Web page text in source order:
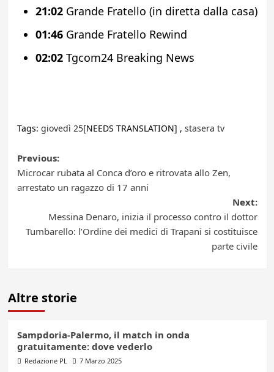
21:02Grande Fratello (in diretta dalla casa)
01:46Grande Fratello Rewind
02:02Tgcom24 Breaking News
Tags: giovedì 25[NEEDS TRANSLATION] , stasera tv
Post
navigation
Previous:
Microcar rubata al Conca d’oro e ritrovata allo Zen,
arrestato un ragazzo di 17 anni
Next:
Messina Denaro, inizia il processo contro il dottor
Tumbarello: l’Ordine dei medici di Trapani si costituisce
parte civile
Altre storie
Sampdoria-Palermo, il match in onda
gratuitamente: dove vederlo
Redazione PL 7 Marzo 2025